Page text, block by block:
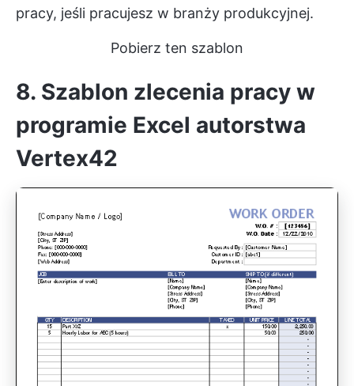
pracy, jeśli pracujesz w branży produkcyjnej.
Pobierz ten szablon
8. Szablon zlecenia pracy w
programie Excel autorstwa
Vertex42